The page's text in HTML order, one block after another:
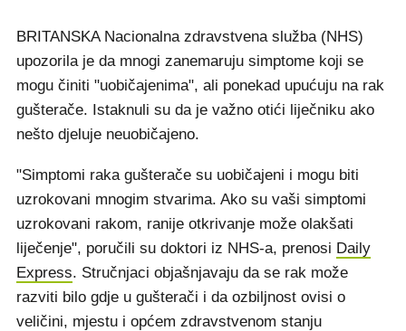
BRITANSKA Nacionalna zdravstvena služba (NHS)
upozorila je da mnogi zanemaruju simptome koji se
mogu činiti "uobičajenima", ali ponekad upućuju na rak
gušterače. Istaknuli su da je važno otići liječniku ako
nešto djeluje neuobičajeno.
"Simptomi raka gušterače su uobičajeni i mogu biti
uzrokovani mnogim stvarima. Ako su vaši simptomi
uzrokovani rakom, ranije otkrivanje može olakšati
liječenje", poručili su doktori iz NHS-a, prenosi Daily
Express. Stručnjaci objašnjavaju da se rak može
razviti bilo gdje u gušterači i da ozbiljnost ovisi o
veličini, mjestu i općem zdravstvenom stanju